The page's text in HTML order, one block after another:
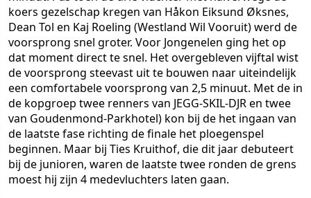
koers gezelschap kregen van Håkon Eiksund Øksnes,
Dean Tol en Kaj Roeling (Westland Wil Vooruit) werd de
voorsprong snel groter. Voor Jongenelen ging het op
dat moment direct te snel. Het overgebleven vijftal wist
de voorsprong steevast uit te bouwen naar uiteindelijk
een comfortabele voorsprong van 2,5 minuut. Met de in
de kopgroep twee renners van JEGG-SKIL-DJR en twee
van Goudenmond-Parkhotel) kon bij de het ingaan van
de laatste fase richting de finale het ploegenspel
beginnen. Maar bij Ties Kruithof, die dit jaar debuteert
bij de junioren, waren de laatste twee ronden de grens
moest hij zijn 4 medevluchters laten gaan.